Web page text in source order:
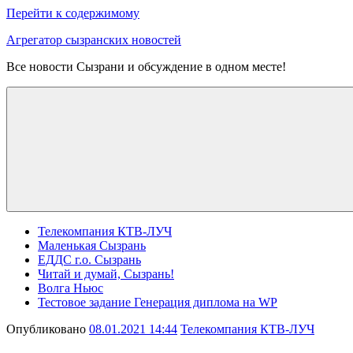
Перейти к содержимому
Агрегатор сызранских новостей
Все новости Сызрани и обсуждение в одном месте!
Телекомпания КТВ-ЛУЧ
Маленькая Сызрань
ЕДДС г.о. Сызрань
Читай и думай, Сызрань!
Волга Ньюс
Тестовое задание Генерация диплома на WP
Опубликовано 08.01.2021 14:44 Телекомпания КТВ-ЛУЧ